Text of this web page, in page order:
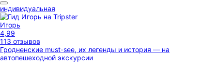
индивидуальная
Игорь
4,99
113 отзывов
Гродненские must-see, их легенды и история — на
автопешеходной экскурсии